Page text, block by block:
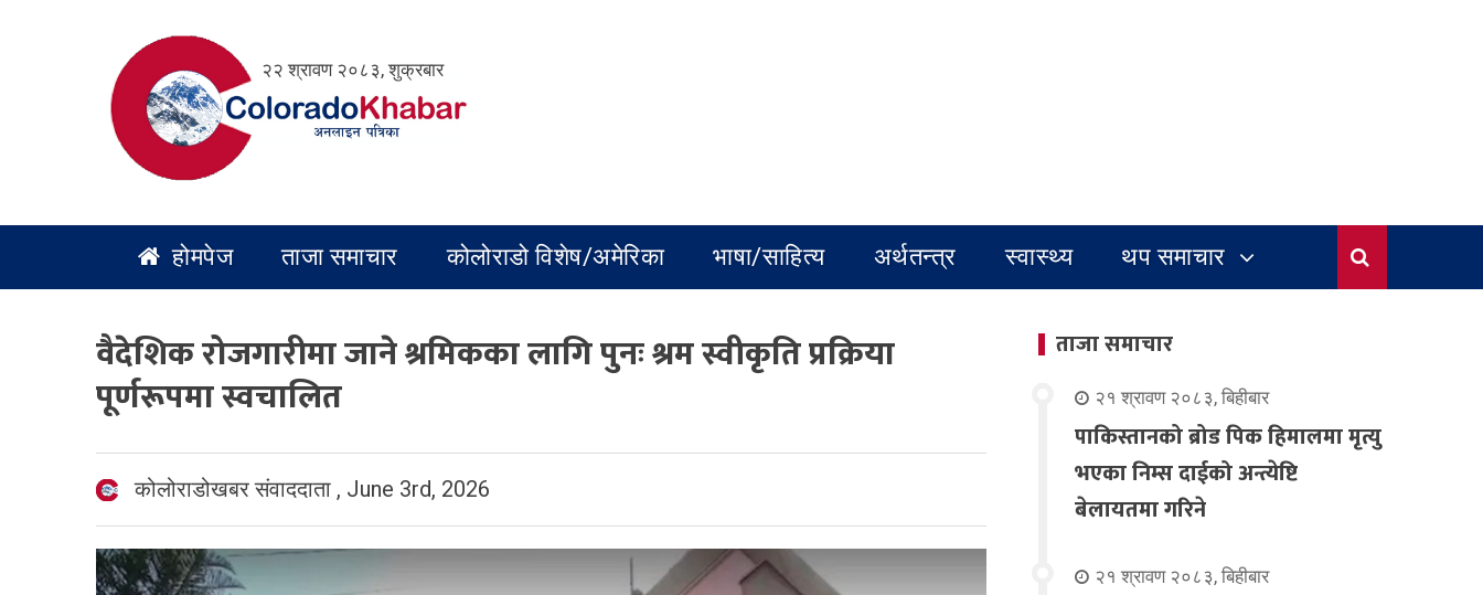
२२ श्रावण २०८३, शुक्रबार
होमपेज ताजा समाचार कोलोराडो विशेष/अमेरिका भाषा/साहित्य अर्थतन्त्र स्वास्थ्य थप समाचार
वैदेशिक रोजगारीमा जाने श्रमिकका लागि पुनः श्रम स्वीकृति प्रक्रिया
पूर्णरूपमा स्वचालित
कोलोराडोखबर संवाददाता , June 3rd, 2026
ताजा समाचार
२१ श्रावण २०८३, बिहीबार
पाकिस्तानको ब्रोड पिक हिमालमा मृत्यु
भएका निम्स दाईको अन्त्येष्टि
बेलायतमा गरिने
२१ श्रावण २०८३, बिहीबार